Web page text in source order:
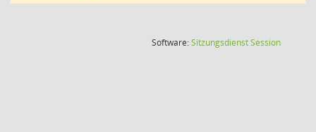
Software:SitzungsdienstSession(Wird in